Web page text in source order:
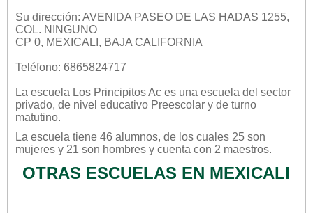
Su dirección: AVENIDA PASEO DE LAS HADAS 1255,
COL. NINGUNO
CP 0, MEXICALI, BAJA CALIFORNIA
Teléfono: 6865824717
La escuela Los Principitos Ac es una escuela del sector
privado, de nivel educativo Preescolar y de turno
matutino.
La escuela tiene 46 alumnos, de los cuales 25 son
mujeres y 21 son hombres y cuenta con 2 maestros.
OTRAS ESCUELAS EN MEXICALI